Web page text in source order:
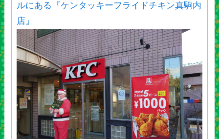
ルにある『ケンタッキーフライドチキン真駒内
店』